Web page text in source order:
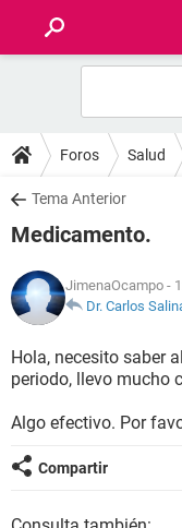
FOROS
SALUD
NUTRICIÓN
BIENESTAR
SEXUALIDAD
GLOSARIO
Foros Salud
Tema Anterior
Medicamento.
JimenaOcampo -
Dr. Carlos
Hola, necesito saber
periodo, llevo mucho
Algo efectivo. Por
Compartir